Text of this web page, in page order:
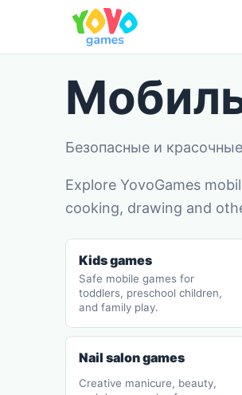
Безопасные и
Explore YovoGames
cooking, drawing and
Kids games
Safe mobile games for
toddlers, preschool children,
and family play.
Nail salon games
Creative manicure, beauty,